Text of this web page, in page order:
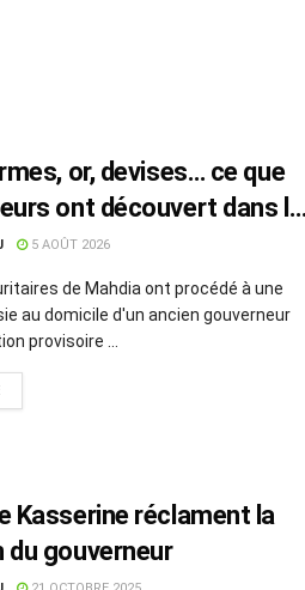
or, devises… ce que
ont découvert dans le
ancien gouverneur en
5 AOÛT 2026
de Mahdia ont procédé à une
au domicile d'un ancien gouverneur
provisoire ...
Kasserine réclament la
gouverneur